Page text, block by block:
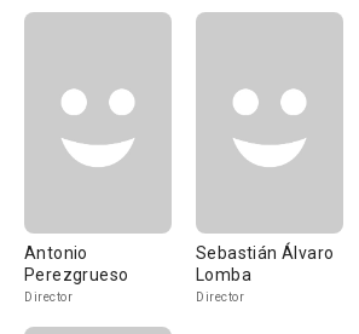
Antonio
Perezgrueso
Director
Sebastián Álvaro
Lomba
Director